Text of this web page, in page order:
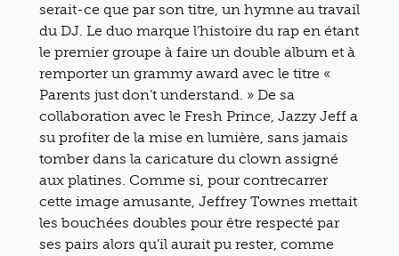
serait-ce que par son titre, un hymne au travail
du DJ. Le duo marque l’histoire du rap en étant
le premier groupe à faire un double album et à
remporter un grammy award avec le titre «
Parents just don’t understand. » De sa
collaboration avec le Fresh Prince, Jazzy Jeff a
su profiter de la mise en lumière, sans jamais
tomber dans la caricature du clown assigné
aux platines. Comme si, pour contrecarrer
cette image amusante, Jeffrey Townes mettait
les bouchées doubles pour être respecté par
ses pairs alors qu’il aurait pu rester, comme